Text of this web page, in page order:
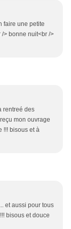
faire une petite
/> bonne nuit<br />
rentreé des
mon ouvrage
!!! bisous et à
et aussi pour tous
bisous et douce